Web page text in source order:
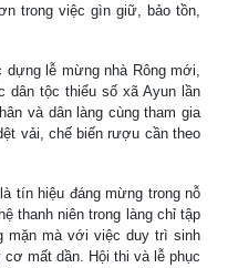
trong việc gìn giữ, bảo tồn,
lễ mừng nhà Rông mới,
dân tộc thiểu số xã Ayun lần
và dân làng cùng tham gia
vải, chế biến rượu cần theo
tín hiệu đáng mừng trong nỗ
thanh niên trong làng chỉ tập
mặn mà với việc duy trì sinh
cơ mất dần. Hội thi và lễ phục